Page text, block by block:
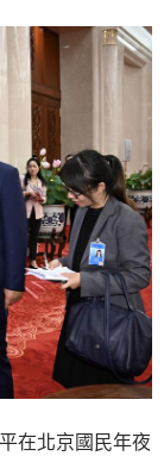
在北京國民年夜